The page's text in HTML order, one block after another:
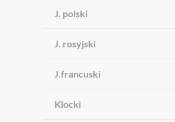
J. polski
J. rosyjski
J.francuski
Klocki